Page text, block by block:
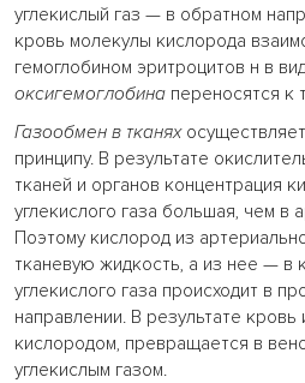
углекислый газ — в обратном
кровь молекулы кислорода
гемоглобином эритроцитов н в
оксигемоглобина переносятся к
Газообмен в тканях
принципу. В результате
тканей и органов концентрация
углекислого газа большая, чем в
Поэтому кислород из
тканевую жидкость, а из нее — в
углекислого газа происходит в
направлении. В результате
кислородом, превращается в
углекислым газом.